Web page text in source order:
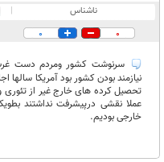
ناشناس |
0
0
سرنوشت کشور ومردم دست
نیازمند بودن کشور بود آمریکا سالها
تحصیل کرده های خارج غیر از تئوری
عملا نقشی درپیشرفت نداشتند
خارجی بودیم.